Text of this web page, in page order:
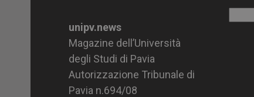
unipv.news
Magazine dell’Università
degli Studi di Pavia
Autorizzazione Tribunale di
Pavia n.694/08